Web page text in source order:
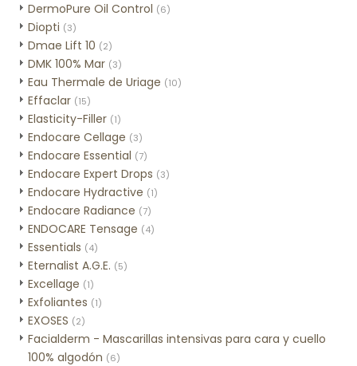
DermoPure Oil Control (6)
Diopti (3)
Dmae Lift 10 (2)
DMK 100% Mar (3)
Eau Thermale de Uriage (10)
Effaclar (15)
Elasticity-Filler (1)
Endocare Cellage (3)
Endocare Essential (7)
Endocare Expert Drops (3)
Endocare Hydractive (1)
Endocare Radiance (7)
ENDOCARE Tensage (4)
Essentials (4)
Eternalist A.G.E. (5)
Excellage (1)
Exfoliantes (1)
EXOSES (2)
Facialderm - Mascarillas intensivas para cara y cuello
100% algodón (6)